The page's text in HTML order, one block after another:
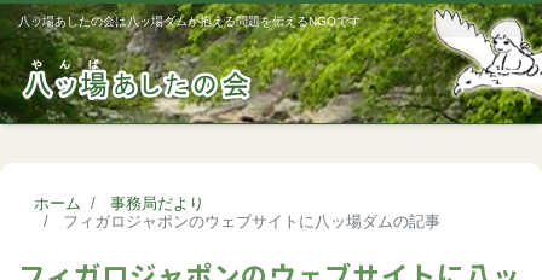
八ッ場あしたの会は八ッ場ダムが抱える問題を伝えるNGOです
ホーム
事務局だより
フィガロジャポンのウェブサイトに八ッ場ダムの記事